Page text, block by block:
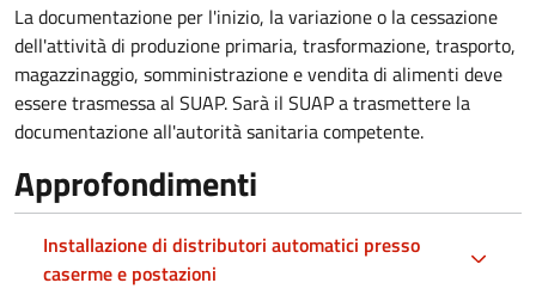
La documentazione per l'inizio, la variazione o la cessazione
dell'attività di produzione primaria, trasformazione, trasporto,
magazzinaggio, somministrazione e vendita di alimenti deve
essere trasmessa al SUAP. Sarà il SUAP a trasmettere la
documentazione all'autorità sanitaria competente.
Approfondimenti
Installazione di distributori automatici presso
caserme e postazioni